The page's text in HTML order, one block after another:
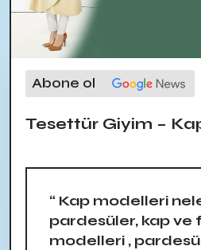
Abone ol
Tesettür Giyim –
“ Kap modelleri
pardesüler, kap ve
modelleri ,